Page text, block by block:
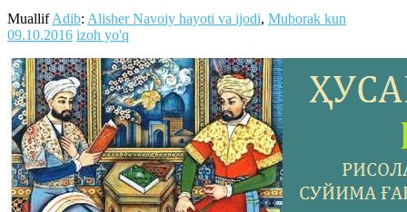
MuallifAdib: Alisher Navoiy hayoti va ijodi, Muborak kun
09.10.2016 izoh yo'q